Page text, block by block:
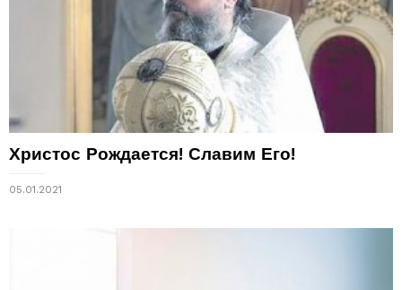
Христос Рождается! Славим Его!
05.01.2021